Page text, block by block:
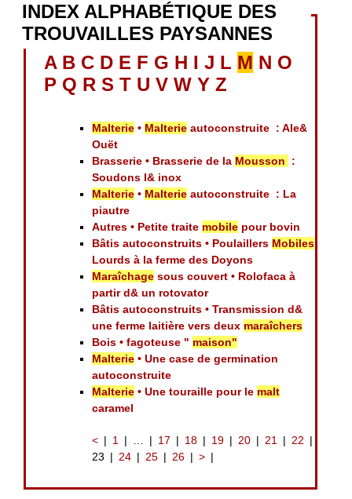
INDEX ALPHABÉTIQUE DES
TROUVAILLES PAYSANNES
A B C D E F G H I J L M N O
P Q R S T U V W Y Z
Malterie • Malterie autoconstruite : Ale&
Ouët
Brasserie • Brasserie de la Mousson
:
Soudons l& inox
Malterie • Malterie autoconstruite : La
piautre
Autres • Petite traite mobile pour bovin
Bâtis autoconstruits • Poulaillers Mobiles
Lourds à la ferme des Doyons
Maraîchage sous couvert • Rolofaca à
partir d& un rotovator
Bâtis autoconstruits • Transmission d&
une ferme laitière vers deux maraîchers
Bois • fagoteuse " maison"
Malterie • Une case de germination
autoconstruite
Malterie • Une touraille pour le malt
caramel
< 1 … 17 18 19 20 21
22
23
24 25 26 >